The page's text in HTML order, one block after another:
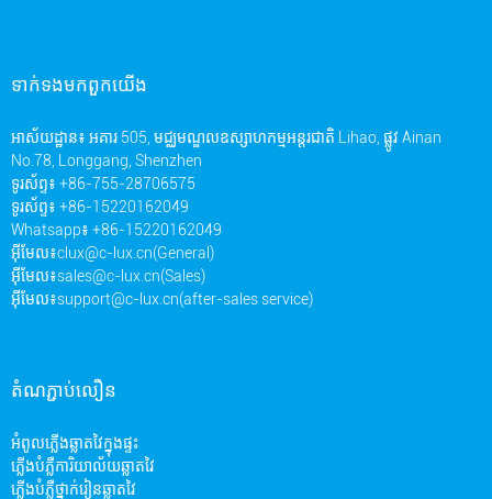
ទាក់ទង​មក​ពួក​យើង
អាស័យដ្ឋាន៖ អគារ 505, មជ្ឈមណ្ឌលឧស្សាហកម្មអន្តរជាតិ Lihao, ផ្លូវ Ainan
No.78, Longgang, Shenzhen
ទូរស័ព្ទ៖ +86-755-28706575
ទូរស័ព្ទ៖ +86-15220162049
Whatsapp៖ +86-15220162049
អ៊ីមែល៖clux@c-lux.cn(General)
អ៊ីមែល៖sales@c-lux.cn(Sales)
អ៊ីមែល៖support@c-lux.cn(after-sales service)
តំណភ្ជាប់លឿន
អំពូលភ្លើងឆ្លាតវៃក្នុងផ្ទះ
ភ្លើងបំភ្លឺការិយាល័យឆ្លាតវៃ
ភ្លើងបំភ្លឺថ្នាក់រៀនឆ្លាតវៃ